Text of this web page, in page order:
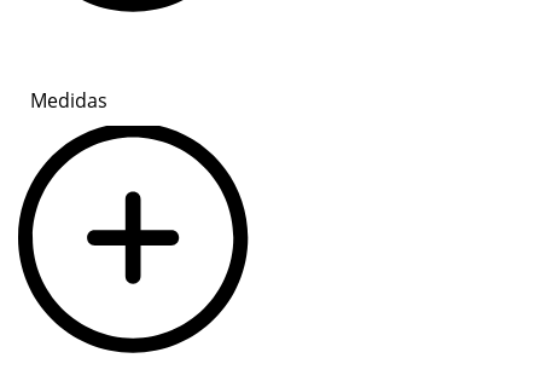
Medidas